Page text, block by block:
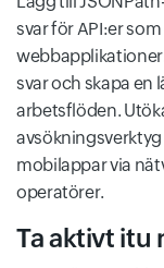
svar för API:er
svar och skapa en
arbetsflöden.
mobilappar via
operatörer.
Ta aktivt itu